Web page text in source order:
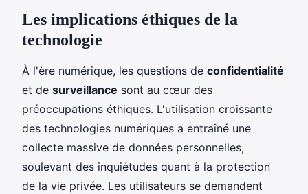
Les implications éthiques de la
technologie
À l'ère numérique, les questions de confidentialité
et de surveillance sont au cœur des
préoccupations éthiques. L'utilisation croissante
des technologies numériques a entraîné une
collecte massive de données personnelles,
soulevant des inquiétudes quant à la protection
de la vie privée. Les utilisateurs se demandent